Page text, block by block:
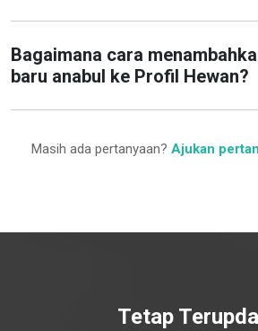
Bagaimana cara
baru anabul ke Profil Hewan?
Masih ada pertanyaan? Ajukan
Tetap